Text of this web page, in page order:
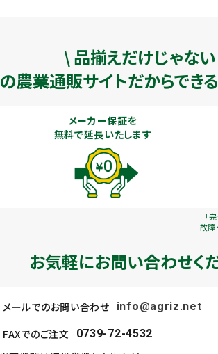
\ 品揃えだけじゃな
農業通販サイトだからでき
メーカー保証を
無料で延長いたします
「
故障
お気軽にお問い合わせくだ
メールでのお問い合わせ
info@agriz.net
FAXでのご注文 0739-72-4532